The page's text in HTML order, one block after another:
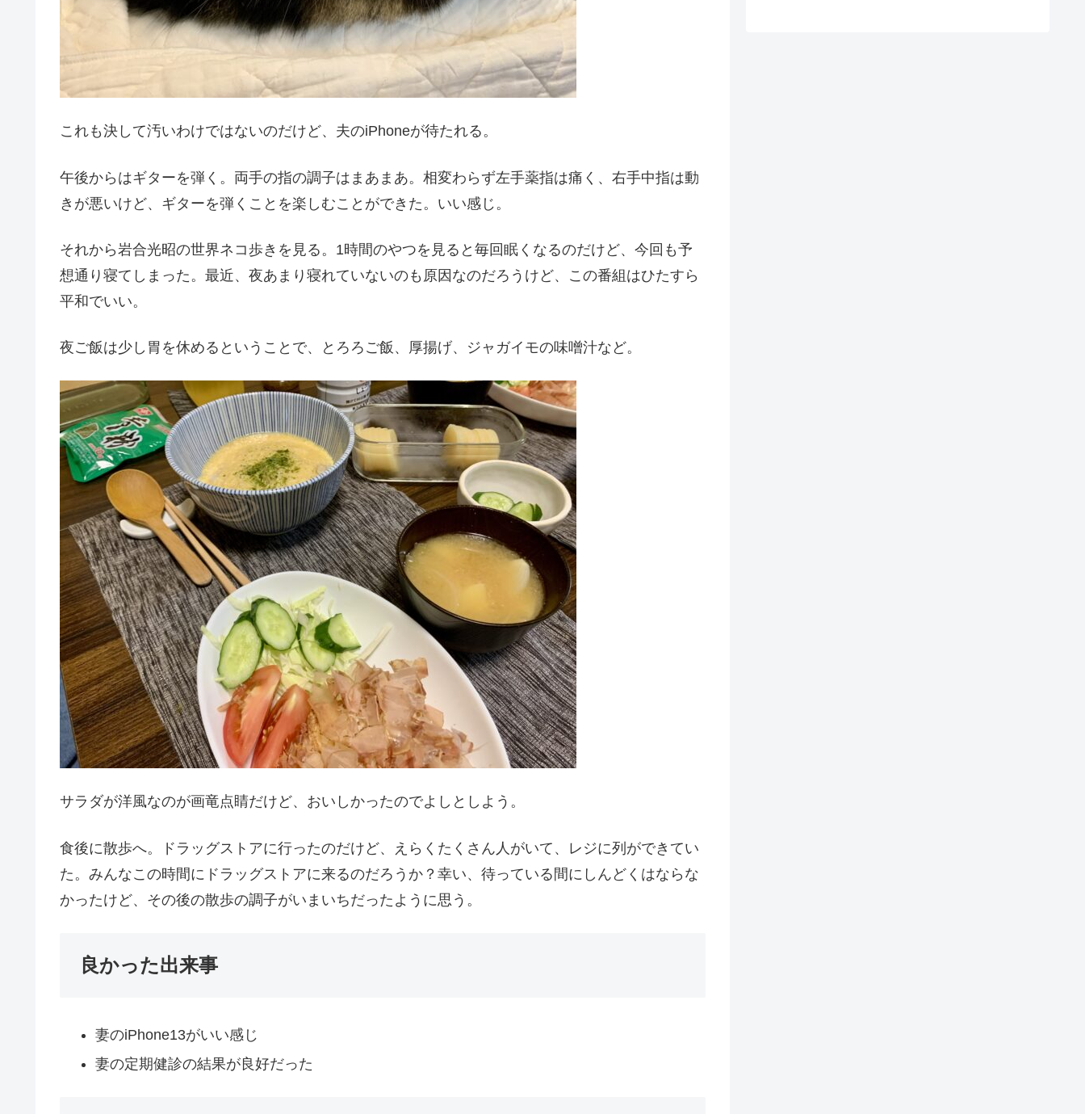
これも決して汚いわけではないのだけど、夫のiPhoneが待たれる。
午後からはギターを弾く。両手の指の調子はまあまあ。相変わらず左手薬指は痛く、右手中指は動
きが悪いけど、ギターを弾くことを楽しむことができた。いい感じ。
それから岩合光昭の世界ネコ歩きを見る。1時間のやつを見ると毎回眠くなるのだけど、今回も予
想通り寝てしまった。最近、夜あまり寝れていないのも原因なのだろうけど、この番組はひたすら
平和でいい。
夜ご飯は少し胃を休めるということで、とろろご飯、厚揚げ、ジャガイモの味噌汁など。
サラダが洋風なのが画竜点睛だけど、おいしかったのでよしとしよう。
食後に散歩へ。ドラッグストアに行ったのだけど、えらくたくさん人がいて、レジに列ができてい
た。みんなこの時間にドラッグストアに来るのだろうか？幸い、待っている間にしんどくはならな
かったけど、その後の散歩の調子がいまいちだったように思う。
良かった出来事
妻のiPhone13がいい感じ
妻の定期健診の結果が良好だった